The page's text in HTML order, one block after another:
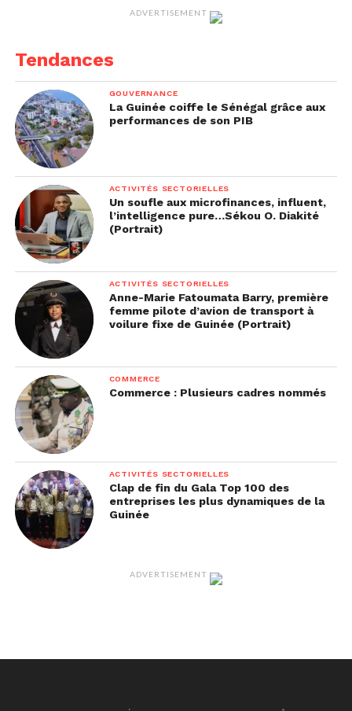
ADVERTISEMENT
Tendances
GOUVERNANCE
La Guinée coiffe le Sénégal grâce aux
performances de son PIB
ACTIVITÉS SECTORIELLES
Un soufle aux microfinances, influent,
l’intelligence pure…Sékou O. Diakité
(Portrait)
ACTIVITÉS SECTORIELLES
Anne-Marie Fatoumata Barry, première
femme pilote d’avion de transport à
voilure fixe de Guinée (Portrait)
COMMERCE
Commerce : Plusieurs cadres nommés
ACTIVITÉS SECTORIELLES
Clap de fin du Gala Top 100 des
entreprises les plus dynamiques de la
Guinée
ADVERTISEMENT